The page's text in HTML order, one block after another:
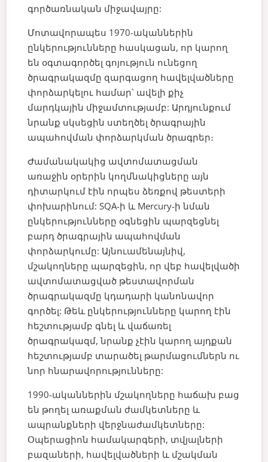
գործառնական միջավայրը:
Մոտավորապես 1970-ականներին
ընկերությունները հասկացան, որ կարող
են օգտագործել գոյություն ունեցող
ծրագրակազմը զարգացող հավելվածները
փորձարկելու համար՝ ավելի քիչ
մարդկային միջամտությամբ: Արդյունքում
նրանք սկսեցին ստեղծել ծրագրային
ապահովման փորձարկման ծրագրեր։
Ժամանակակից ավտոմատացման
առաջին օրերին կողմնակիցները այն
դիտարկում էին որպես ձեռքով թեստերի
փոխարինում: SQA-ի և Mercury-ի նման
ընկերությունները օգնեցին պարզեցնել
բարդ ծրագրային ապահովման
փորձարկումը: Այնուամենայնիվ,
մշակողները պարզեցին, որ վեբ հավելվածի
ավտոմատացված թեստավորման
ծրագրակազմը կդադարի կանոնավոր
գործել: Թեև ընկերությունները կարող էին
հեշտությամբ գնել և վաճառել
ծրագրակազմ, նրանք չէին կարող այդքան
հեշտությամբ տարածել թարմացումներն ու
նոր հնարավորությունները:
1990-ականներին մշակողները հաճախ բաց
են թողել առաքման ժամկետները և
ապրանքների վերջնաժամկետները:
Օպերացիոն համակարգերի, տվյալների
բազաների, հավելվածների և մշակման